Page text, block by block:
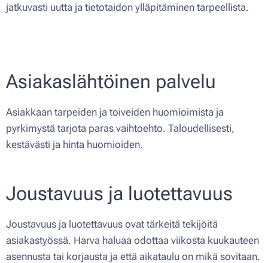
jatkuvasti uutta ja tietotaidon ylläpitäminen tarpeellista.
Asiakaslähtöinen palvelu
Asiakkaan tarpeiden ja toiveiden huomioimista ja
pyrkimystä tarjota paras vaihtoehto. Taloudellisesti,
kestävästi ja hinta huomioiden.
Joustavuus ja luotettavuus
Joustavuus ja luotettavuus ovat tärkeitä tekijöitä
asiakastyössä. Harva haluaa odottaa viikosta kuukauteen
asennusta tai korjausta ja että aikataulu on mikä sovitaan.